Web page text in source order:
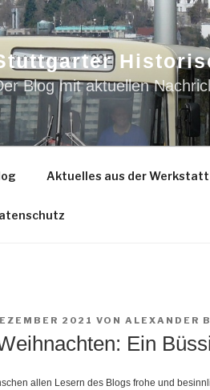
Blog mit aktuellen
Aktuelles aus der Werkstatt
2021 VON ALEXANDER
Ein
allen Lesern des Blogs frohe und